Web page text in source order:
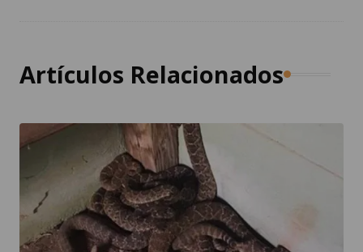
Artículos Relacionados